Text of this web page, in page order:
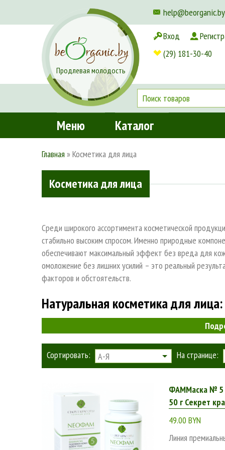
help@beorganic.by
Доставка и оплата
Продлевая молодость
Вход
(29) 181-30-40
Меню Каталог
Главная »Косметика для лица
Косметика для лица
Среди широкого ассортимента косметической
стабильно высоким спросом. Именно природные
обеспечивают максимальный эффект без вреда для
омоложение без лишних усилий – это реальный
факторов и обстоятельств.
Натуральная косметика для
В отличие от химической косметической продукции, в
только «живые» компоненты природного
побочных эффектов в виде кожных высыпаний и
косметику для проблемной кожи купит потребитель.
Только органические косметические средства могут
экологичных компонентов:
лекарственных растений;
растительных экстрактов;
Сортировать: А-Я На странице:
ФАММаска № 5
50 г Секрет
49.00 BYN
Линия